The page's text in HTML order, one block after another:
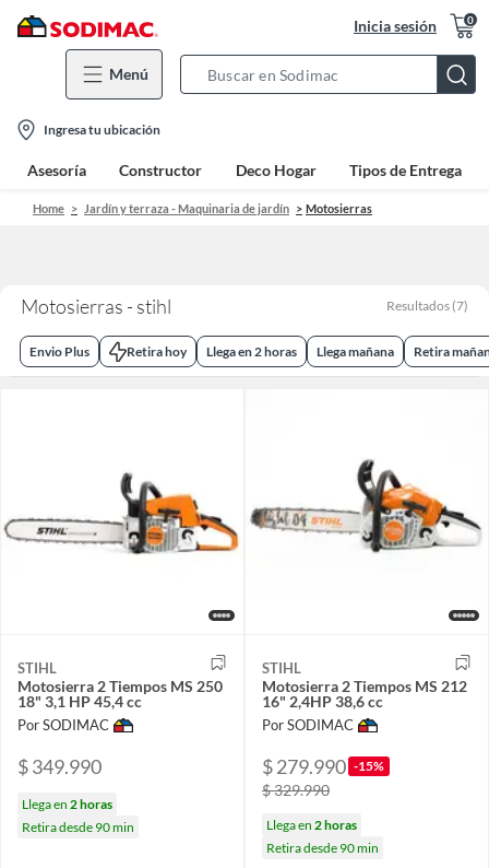
Inicia sesión 0
Menú
Bar
location-
icon
Ingresa tu ubicación
Asesoría Constructor Deco Hogar Tipos de Entrega
Home Jardín y terraza - Maquinaria de jardín Motosierras
Motosierras - stihl Resultados (7)
Envio Plus Retira hoy Llega en 2 horas Llega mañana Retira
STIHL
Motosierra 2 Tiempos MS 250
18" 3,1 HP 45,4 cc
Por SODIMAC
$ 349.990
Llega en 2 horas
Retira desde 90 min
STIHL
Motosierra 2 Tiempos MS 212
16" 2,4HP 38,6 cc
Por SODIMAC
$ 279.990 -15%
$ 329.990
Llega en 2 horas
Retira desde 90 min